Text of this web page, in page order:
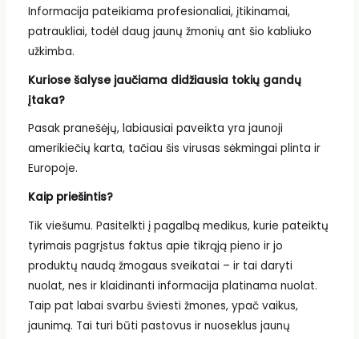
Informacija pateikiama profesionaliai, įtikinamai,
patraukliai, todėl daug jaunų žmonių ant šio kabliuko
užkimba.
Kuriose šalyse jaučiama didžiausia tokių gandų
įtaka?
Pasak pranešėjų, labiausiai paveikta yra jaunoji
amerikiečių karta, tačiau šis virusas sėkmingai plinta ir
Europoje.
Kaip priešintis?
Tik viešumu. Pasitelkti į pagalbą medikus, kurie pateiktų
tyrimais pagrįstus faktus apie tikrąją pieno ir jo
produktų naudą žmogaus sveikatai – ir tai daryti
nuolat, nes ir klaidinanti informacija platinama nuolat.
Taip pat labai svarbu šviesti žmones, ypač vaikus,
jaunimą. Tai turi būti pastovus ir nuoseklus jaunų